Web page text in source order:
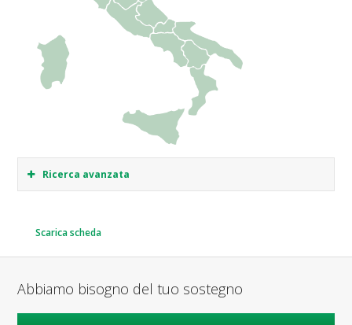
Ricerca avanzata
Scarica scheda
Abbiamo bisogno del tuo sostegno